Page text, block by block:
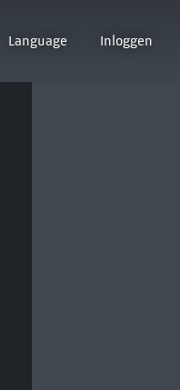
Language Inloggen